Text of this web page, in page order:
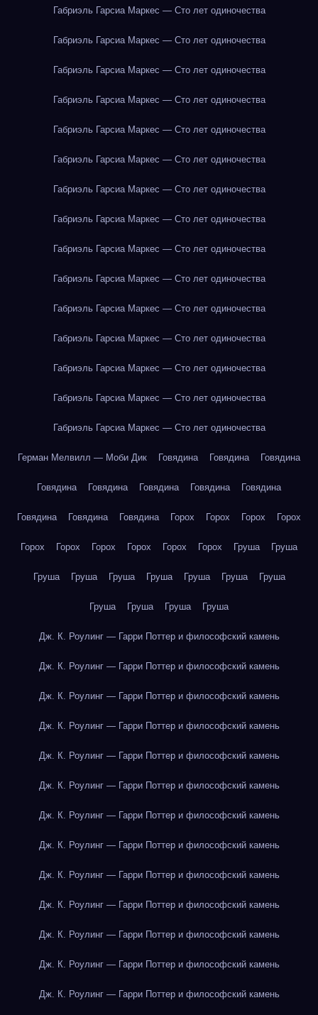
Габриэль Гарсиа Маркес — Сто лет одиночества
Габриэль Гарсиа Маркес — Сто лет одиночества
Габриэль Гарсиа Маркес — Сто лет одиночества
Габриэль Гарсиа Маркес — Сто лет одиночества
Габриэль Гарсиа Маркес — Сто лет одиночества
Габриэль Гарсиа Маркес — Сто лет одиночества
Габриэль Гарсиа Маркес — Сто лет одиночества
Габриэль Гарсиа Маркес — Сто лет одиночества
Габриэль Гарсиа Маркес — Сто лет одиночества
Габриэль Гарсиа Маркес — Сто лет одиночества
Габриэль Гарсиа Маркес — Сто лет одиночества
Габриэль Гарсиа Маркес — Сто лет одиночества
Габриэль Гарсиа Маркес — Сто лет одиночества
Габриэль Гарсиа Маркес — Сто лет одиночества
Габриэль Гарсиа Маркес — Сто лет одиночества
Герман Мелвилл — Моби Дик Говядина Говядина Говядина
Говядина Говядина Говядина Говядина Говядина
Говядина Говядина Говядина Горох Горох Горох Горох
Горох Горох Горох Горох Горох Горох Груша Груша
Груша Груша Груша Груша Груша Груша Груша
Груша Груша Груша Груша
Дж. К. Роулинг — Гарри Поттер и философский камень
Дж. К. Роулинг — Гарри Поттер и философский камень
Дж. К. Роулинг — Гарри Поттер и философский камень
Дж. К. Роулинг — Гарри Поттер и философский камень
Дж. К. Роулинг — Гарри Поттер и философский камень
Дж. К. Роулинг — Гарри Поттер и философский камень
Дж. К. Роулинг — Гарри Поттер и философский камень
Дж. К. Роулинг — Гарри Поттер и философский камень
Дж. К. Роулинг — Гарри Поттер и философский камень
Дж. К. Роулинг — Гарри Поттер и философский камень
Дж. К. Роулинг — Гарри Поттер и философский камень
Дж. К. Роулинг — Гарри Поттер и философский камень
Дж. К. Роулинг — Гарри Поттер и философский камень